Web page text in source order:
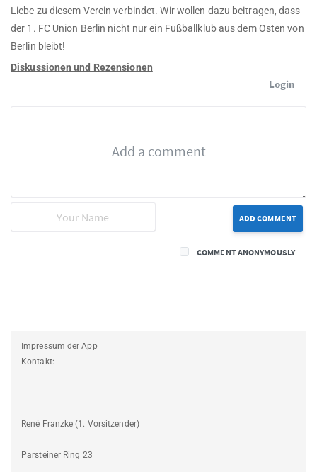
Liebe zu diesem Verein verbindet. Wir wollen dazu beitragen, dass
der 1. FC Union Berlin nicht nur ein Fußballklub aus dem Osten von
Berlin bleibt!
Diskussionen und Rezensionen
Login
ADD COMMENT
COMMENT ANONYMOUSLY
Impressum der App
Kontakt:
René Franzke (1. Vorsitzender)
Parsteiner Ring 23